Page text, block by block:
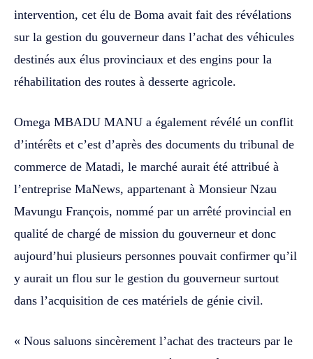
intervention, cet élu de Boma avait fait des révélations
sur la gestion du gouverneur dans l’achat des véhicules
destinés aux élus provinciaux et des engins pour la
réhabilitation des routes à desserte agricole.
Omega MBADU MANU a également révélé un conflit
d’intérêts et c’est d’après des documents du tribunal de
commerce de Matadi, le marché aurait été attribué à
l’entreprise MaNews, appartenant à Monsieur Nzau
Mavungu François, nommé par un arrêté provincial en
qualité de chargé de mission du gouverneur et donc
aujourd’hui plusieurs personnes pouvait confirmer qu’il
y aurait un flou sur le gestion du gouverneur surtout
dans l’acquisition de ces matériels de génie civil.
« Nous saluons sincèrement l’achat des tracteurs par le